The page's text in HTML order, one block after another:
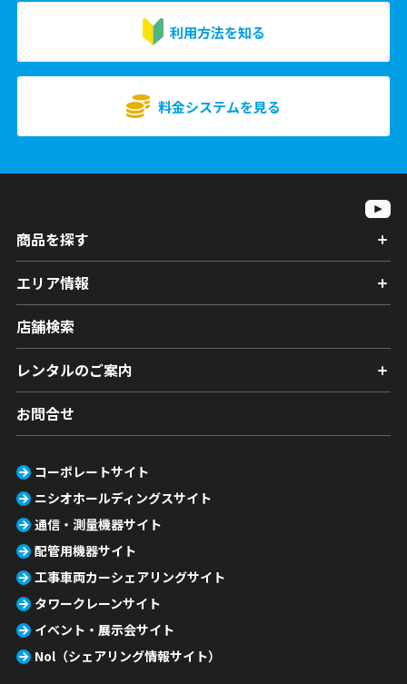
利用方法を知る
料金システムを見る
商品を探す
エリア情報
店舗検索
レンタルのご案内
お問合せ
コーポレートサイト
ニシオホールディングスサイト
通信・測量機器サイト
配管用機器サイト
工事車両カーシェアリングサイト
タワークレーンサイト
イベント・展示会サイト
Nol（シェアリング情報サイト）